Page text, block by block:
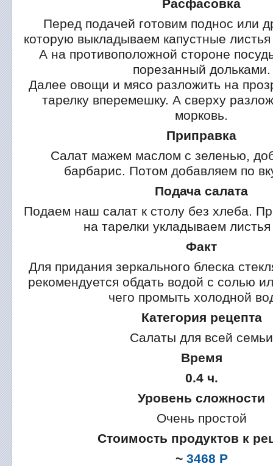
Расфасовка
Перед подачей готовим поднос или
которую выкладываем капустные
А на противоположной стороне
порезанный дольками.
Далее овощи и мясо разложить на
тарелку вперемешку. А сверху
морковь.
Приправка
Салат мажем маслом с зеленью,
барбарис. Потом добавляем по
Подача салата
Подаем наш салат к столу без хлеба.
на тарелки укладываем
Факт
Для придания зеркального блеска
рекомендуется обдать водой с солью
чего промыть холодной
Категория рецепта
Салаты для всей семьи
Время
0.4 ч.
Уровень сложности
Очень простой
Стоимость продуктов к
~ 3468 Р